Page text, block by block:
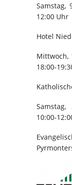
Samstag,
12:00 Uhr
Hotel
Mittwoch,
18:00-
10:00-